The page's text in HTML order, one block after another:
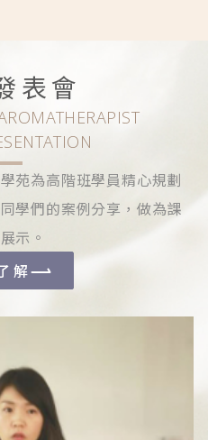
表會
苑為高階班學員精心規劃
學們的案例分享，做為課
示。
解